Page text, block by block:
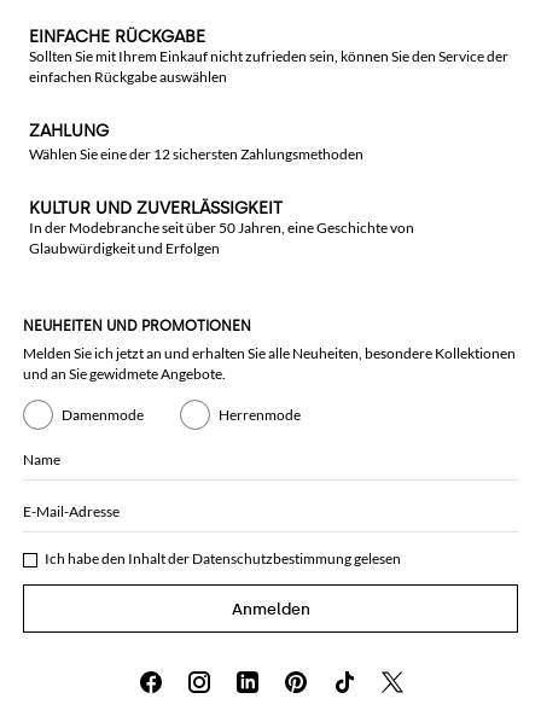
EINFACHE RÜCKGABE
Sollten Sie mit Ihrem Einkauf nicht zufrieden sein, können Sie den Service der
einfachen Rückgabe auswählen
ZAHLUNG
Wählen Sie eine der 12 sichersten Zahlungsmethoden
KULTUR UND ZUVERLÄSSIGKEIT
In der Modebranche seit über 50 Jahren, eine Geschichte von
Glaubwürdigkeit und Erfolgen
NEUHEITEN UND PROMOTIONEN
Melden Sie ich jetzt an und erhalten Sie alle Neuheiten, besondere Kollektionen
und an Sie gewidmete Angebote.
Damenmode Herrenmode
Name
E-Mail-Adresse
Ich habe den Inhalt der Datenschutzbestimmunggelesen
Anmelden